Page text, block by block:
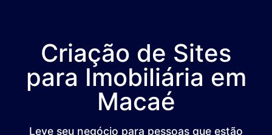
Criação de Sites
para Imobiliária em
Macaé
Leve seu negócio para pessoas que estão